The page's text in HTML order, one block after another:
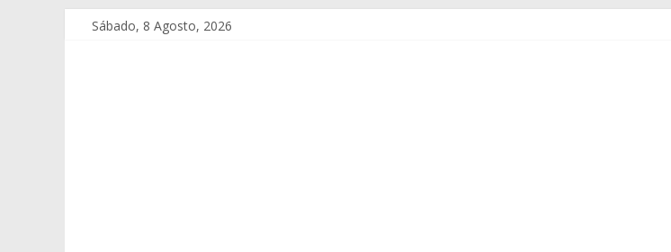
Sábado, 8 Agosto, 2026